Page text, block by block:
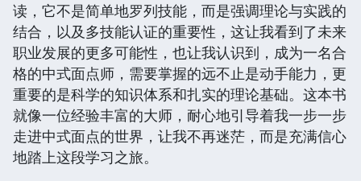
读，它不是简单地罗列技能，而是强调理论与实践的
结合，以及多技能认证的重要性，这让我看到了未来
职业发展的更多可能性，也让我认识到，成为一名合
格的中式面点师，需要掌握的远不止是动手能力，更
重要的是科学的知识体系和扎实的理论基础。这本书
就像一位经验丰富的大师，耐心地引导着我一步一步
走进中式面点的世界，让我不再迷茫，而是充满信心
地踏上这段学习之旅。